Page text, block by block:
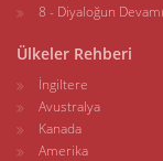
8 - Diyaloğun Devamı
Ülkeler Rehberi
İngiltere
Avustralya
Kanada
Amerika